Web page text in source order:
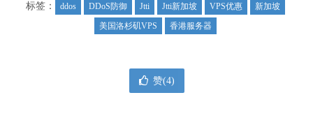
标签： ddos DDoS防御 Jtti Jtti新加坡 VPS优惠
新加坡
美国洛杉矶VPS
香港服务器
赞(4)